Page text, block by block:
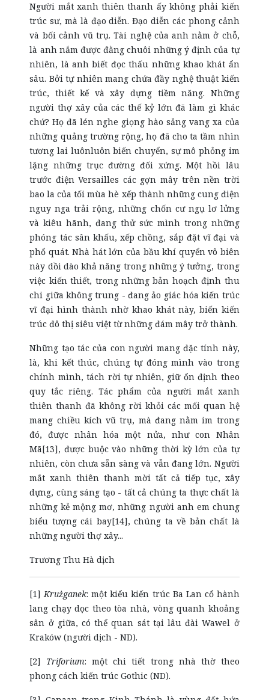
Người mắt xanh thiên thanh ấy không phải kiến
trúc sư, mà là đạo diễn. Đạo diễn các phong cảnh
và bối cảnh vũ trụ. Tài nghệ của anh nằm ở chỗ,
là anh nắm được đằng chuôi những ý định của tự
nhiên, là anh biết đọc thấu những khao khát ẩn
sâu. Bởi tự nhiên mang chứa đầy nghệ thuật kiến
trúc, thiết kế và xây dựng tiềm năng. Những
người thợ xây của các thế kỷ lớn đã làm gì khác
chứ? Họ đã lén nghe giọng hào sảng vang xa của
những quảng trường rộng, họ đã cho ta tầm nhìn
tương lai luônluôn biến chuyển, sự mô phỏng im
lặng những trục đường đối xứng. Một hồi lâu
trước điện Versailles các gợn mây trên nền trời
bao la của tối mùa hè xếp thành những cung điện
nguy nga trải rộng, những chốn cư ngụ lơ lửng
và kiêu hãnh, đang thử sức mình trong những
phóng tác sân khấu, xếp chồng, sắp đặt vĩ đại và
phổ quát. Nhà hát lớn của bầu khí quyển vô biên
này dồi dào khả năng trong những ý tưởng, trong
việc kiến thiết, trong những bản hoạch định thu
chi giữa không trung - đang ảo giác hóa kiến trúc
vĩ đại hình thành nhờ khao khát này, biến kiến
trúc đô thị siêu việt từ những đám mây trở thành.
Những tạo tác của con người mang đặc tính này,
là, khi kết thúc, chúng tự đóng mình vào trong
chính mình, tách rời tự nhiên, giữ ổn định theo
quy tắc riêng. Tác phẩm của người mắt xanh
thiên thanh đã không rời khỏi các mối quan hệ
mang chiều kích vũ trụ, mà đang nằm im trong
đó, được nhân hóa một nửa, như con Nhân
Mã[13], được buộc vào những thời kỳ lớn của tự
nhiên, còn chưa sẵn sàng và vẫn đang lớn. Người
mắt xanh thiên thanh mời tất cả tiếp tục, xây
dựng, cùng sáng tạo - tất cả chúng ta thực chất là
những kẻ mộng mơ, những người anh em chung
biểu tượng cái bay[14], chúng ta về bản chất là
những người thợ xây...
Trương Thu Hà dịch
[1]Krużganek: một kiểu kiến trúc Ba Lan cổ hành
lang chạy dọc theo tòa nhà, vòng quanh khoảng
sân ở giữa, có thể quan sát tại lâu đài Wawel ở
Kraków (người dịch - ND).
[2] Triforium: một chi tiết trong nhà thờ theo
phong cách kiến trúc Gothic (ND).